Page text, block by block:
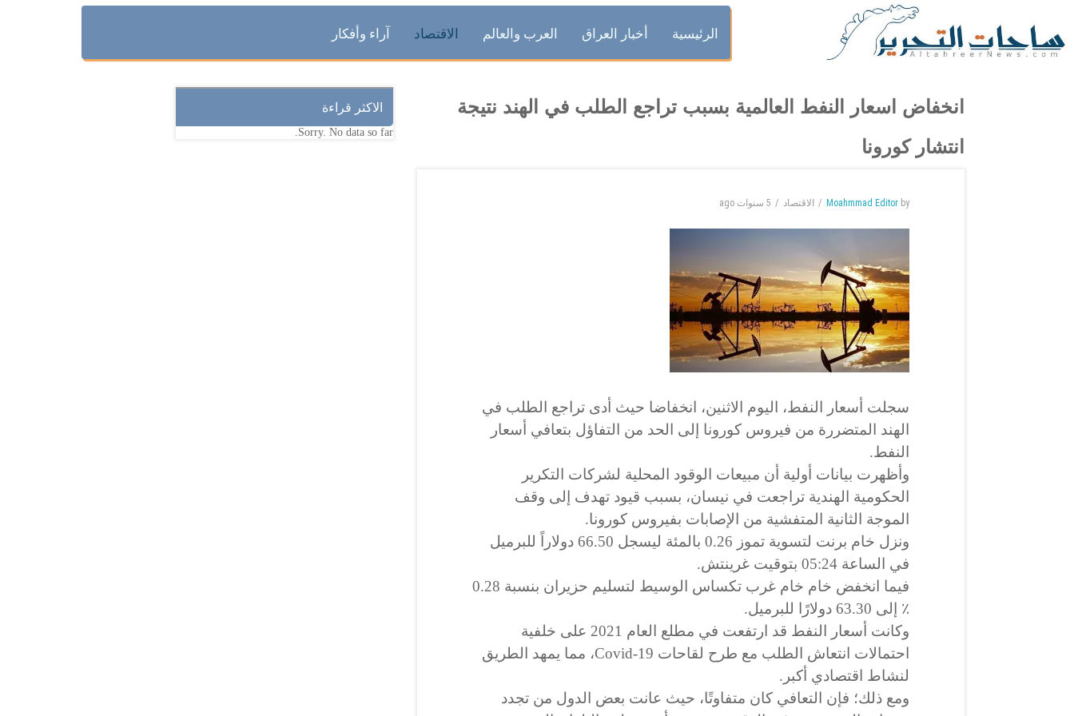
الرئيسية أخبار العراق العرب والعالم الاقتصاد آراء وأفكار
انخفاض اسعار النفط العالمية بسبب تراجع الطلب في الهند نتيجة
انتشار كورونا
by
Moahmmad Editor الاقتصاد 5 سنوات ago
سجلت أسعار النفط، اليوم الاثنين، انخفاضا حيث أدى تراجع الطلب في
الهند المتضررة من فيروس كورونا إلى الحد من التفاؤل بتعافي أسعار
النفط.
وأظهرت بيانات أولية أن مبيعات الوقود المحلية لشركات التكرير
الحكومية الهندية تراجعت في نيسان، بسبب قيود تهدف إلى وقف
الموجة الثانية المتفشية من الإصابات بفيروس كورونا.
ونزل خام برنت لتسوية تموز 0.26 بالمئة ليسجل 66.50 دولاراً للبرميل
في الساعة 05:24 بتوقيت غرينتش.
فيما انخفض خام خام غرب تكساس الوسيط لتسليم حزيران بنسبة 0.28
٪ إلى 63.30 دولارًا للبرميل.
وكانت أسعار النفط قد ارتفعت في مطلع العام 2021 على خلفية
احتمالات انتعاش الطلب مع طرح لقاحات Covid-19، مما يمهد الطريق
لنشاط اقتصادي أكبر.
ومع ذلك؛ فإن التعافي كان متفاوتًا، حيث عانت بعض الدول من تجدد
الاكثر قراءة
Sorry. No data so far.